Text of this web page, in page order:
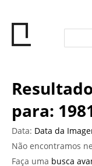
para:
Data: Data da
Não encontramos
Faça uma busca